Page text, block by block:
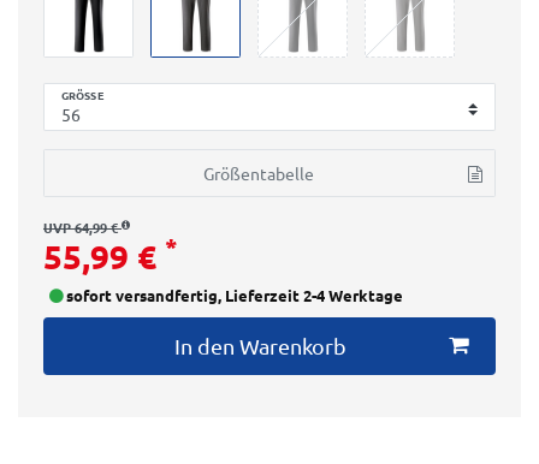
GRÖSSE
Größentabelle
UVP 64,99 €
55,99 € *
sofort versandfertig, Lieferzeit 2-4 Werktage
In den Warenkorb